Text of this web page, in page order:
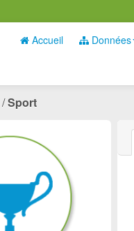
Accueil Données
Sport